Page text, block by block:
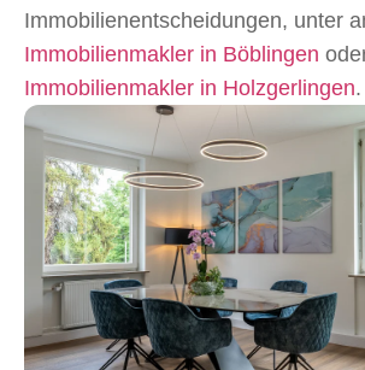
Immobilienentscheidungen, unter
Immobilienmakler in Böblingen
Immobilienmakler in Holzgerlingen.